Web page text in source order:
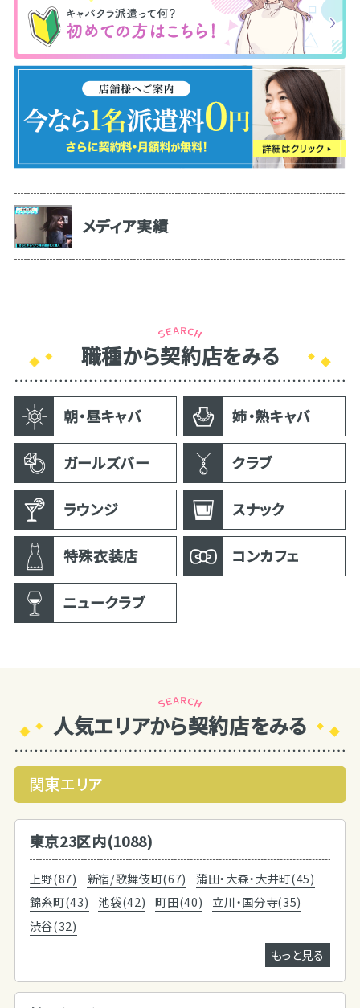
メディア実績
職種から契約店をみる
朝・昼キャバ 姉・熟キャバ
ガールズバー クラブ
ラウンジ スナック
特殊衣装店 コンカフェ
ニュークラブ
人気エリアから契約店をみる
関東エリア
東京23区内(1088)
上野(87) 新宿/歌舞伎町(67)
蒲田・大森・大井町(45)
錦糸町(43)
池袋(42) 町田(40)
立川・国分寺(35)
渋谷(32)
もっと見る